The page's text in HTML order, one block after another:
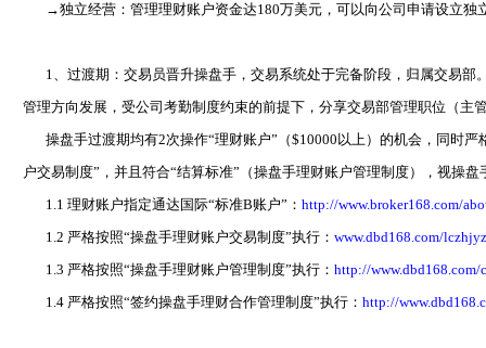
→独立经营：管理理财账户资金达180万美元，可以向公司申请设立
1、 过渡期：交易员晋升操盘手，交易系统处于完备阶段，归属交易
管理方向发展，受公司考勤制度约束的前提下，分享交易部管理职位（主
操盘手过渡期均有2次操作“理财账户”（$10000以上）的机会，同时严
户交易制度”，并且符合“结算标准” （操盘手理财账户管理制度）
，视操
1.1 理财账户指定通达国际“标准B账户”： http://www.broker168.com/
1.2 严格按照“操盘手理财账户交易制度”执行： www.dbd168.com/
1.3 严格按照“操盘手理财账户管理制度”执行 ： http://www.dbd168.com/
1.4 严格按照“签约操盘手理财合作管理制度”执行： http://